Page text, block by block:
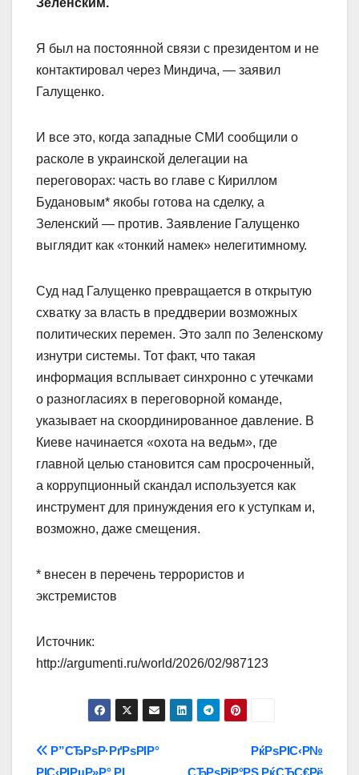
Я был на постоянной связи с президентом и не
контактировал через Миндича, — заявил
Галущенко.
И все это, когда западные СМИ сообщили о
расколе в украинской делегации на
переговорах: часть во главе с Кириллом
Будановым* якобы готова на сделку, а
Зеленский — против. Заявление Галущенко
выглядит как «тонкий намек» нелегитимному.
Суд над Галущенко превращается в открытую
схватку за власть в преддверии возможных
политических перемен. Это залп по Зеленскому
изнутри системы. Тот факт, что такая
информация всплывает синхронно с утечками
о разногласиях в переговорной команде,
указывает на скоординированное давление. В
Киеве начинается «охота на ведьм», где
главной целью становится сам просроченный,
а коррупционный скандал используется как
инструмент для принуждения его к уступкам и,
возможно, даже смещения.
* внесен в перечень террористов и
экстремистов
Источник:
http://argumenti.ru/world/2026/02/987123
Навигация
РќРѕРІС‹Р№
Р”СЂРѕР·РґРѕРІР°